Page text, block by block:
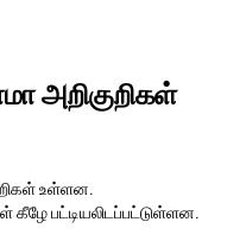
அறிகுறிகள்
உள்ளன.
பட்டியலிடப்பட்டுள்ளன.